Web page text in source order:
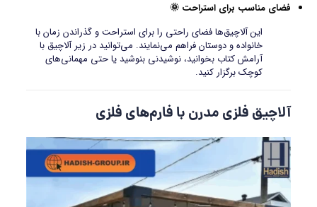
فضای مناسب برای استراحت 🌞
این آلاچیق‌ها فضای راحتی را برای استراحت و گذراندن زمان با
خانواده و دوستان فراهم می‌نمایند. می‌توانید در زیر آلاچیق با
آرامش کتاب بخوانید، نوشیدنی بنوشید یا حتی مهمانی‌های
کوچک برگزار کنید.
آلاچیق فلزی مدرنبا فارم‌های فلزی